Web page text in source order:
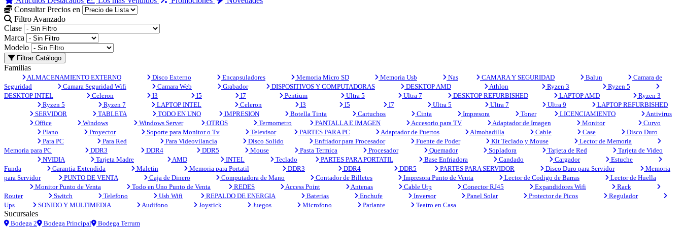
Consultar Precios en
Filtro Avanzado
Clase
Marca
Modelo
Filtrar Catálogo
Familias
ALMACENAMIENTO EXTERNO Disco Externo Encapsuladores Memoria Micro SD Memoria Usb Nas CAMARA Y SEGURIDAD Balun
Camara de
Seguridad
Camara Seguridad Wifi Camara Web Grabador DISPOSITIVOS Y COMPUTADORAS DESKTOP AMD Athlon Ryzen 3
Ryzen 5
DESKTOP INTEL
Celeron I3 I5 I7 Pentium Ultra 5 Ultra 7 DESKTOP REFURBISHED LAPTOP AMD
Ryzen 3
Ryzen 5
Ryzen 7 LAPTOP INTEL Celeron I3 I5 I7 Ultra 5 Ultra 7 Ultra 9
LAPTOP REFURBISHED
SERVIDOR
TABLETA TODO EN UNO IMPRESION Botella Tinta Cartuchos Cinta Impresora Toner LICENCIAMIENTO
Antivirus
Office
Windows Windows Server OTROS Termometro PANTALLA E IMAGEN Accesorio para TV Adaptador de Imagen Monitor
Curvo
Plano
Proyector Soporte para Monitor o Tv Televisor PARTES PARA PC Adaptador de Puertos Almohadilla Cable Case
Disco Duro
Para PC
Para Red Para Videovilancia Disco Solido Enfriador para Procesador Fuente de Poder Kit Teclado y Mouse
Lector de Memoria
Memoria para PC
DDR3 DDR4 DDR5 Mouse Pasta Termica Procesador Quemador Sopladora Tarjeta de Red
Tarjeta de Video
NVIDIA
Tarjeta Madre AMD INTEL Teclado PARTES PARA PORTATIL Base Enfriadora Candado Cargador
Estuche
Funda
Garantia Extendida Maletin Memoria para Portatil DDR3 DDR4 DDR5 PARTES PARA SERVIDOR Disco Duro para Servidor
Memoria
para Servidor
PUNTO DE VENTA Caja de Dinero Computadora de Mano Contador de Billetes Impresora Punto de Venta Lector de Codigo de Barras
Lector de Huella
Monitor Punto de Venta
Todo en Uno Punto de Venta REDES Access Point Antenas Cable Utp Conector RJ45 Expandidores Wifi
Rack
Router
Switch Telefono Usb Wifi REPALDO DE ENERGIA Baterias Enchufe Inversor Panel Solar Protector de Picos
Regulador
Ups
SONIDO Y MULTIMEDIA Audifono Joystick Juegos Microfono Parlante Teatro en Casa
Sucursales
Bodega 2 Bodega Principal Bodega Terrum